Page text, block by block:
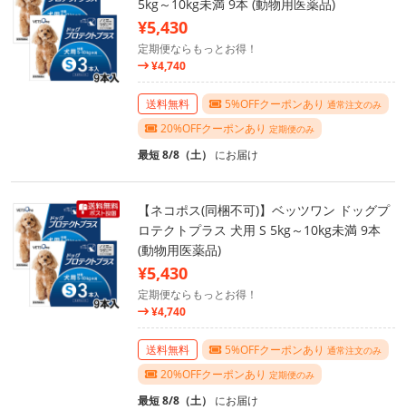
5kg～10kg未満 9本 (動物用医薬品)
¥5,430
定期便ならもっとお得！
¥4,740
送料無料 5%OFFクーポンあり 通常注文のみ
20%OFFクーポンあり 定期便のみ
最短 8/8（土） にお届け
【ネコポス(同梱不可)】ベッツワン ドッグプ
ロテクトプラス 犬用 S 5kg～10kg未満 9本
(動物用医薬品)
¥5,430
定期便ならもっとお得！
¥4,740
送料無料 5%OFFクーポンあり 通常注文のみ
20%OFFクーポンあり 定期便のみ
最短 8/8（土） にお届け